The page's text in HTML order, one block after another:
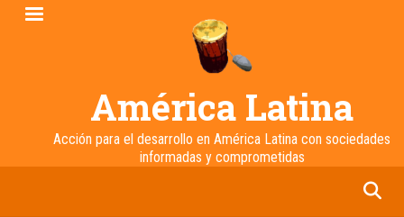
Pasar
América Latina
Acción para el desarrollo en América Latina con sociedades
informadas y comprometidas